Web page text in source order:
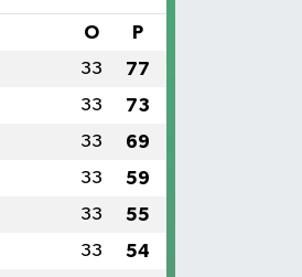
O P
33 77
33 73
33 69
33 59
33 55
33 54